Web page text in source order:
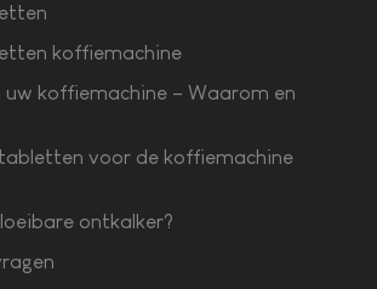
koffiemachine
uw koffiemachine – Waarom en
voor de koffiemachine
ontkalker?